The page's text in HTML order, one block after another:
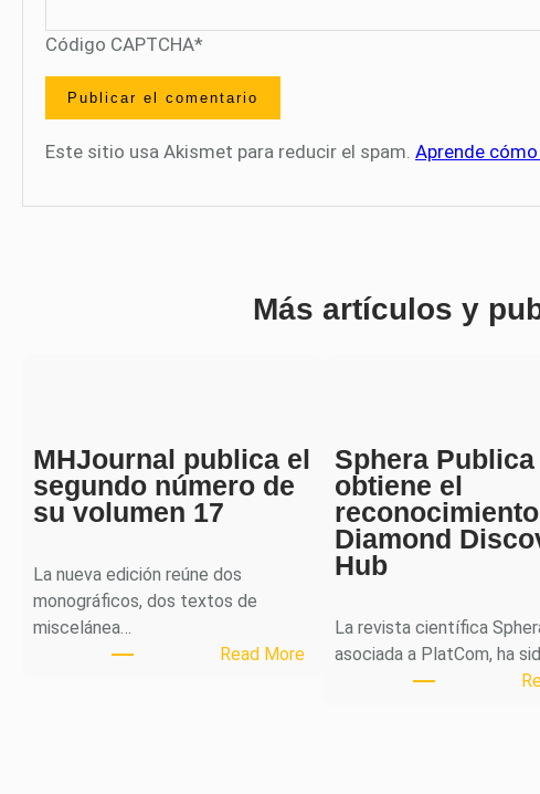
Código CAPTCHA*
Este sitio usa Akismet para reducir el spam. Aprende
Más artículos y
MHJournal publica el
segundo número de
su volumen 17
La nueva edición reúne dos
monográficos, dos textos de
miscelánea…
Read More:
Sphera Publica
obtiene el
reconocimiento
Diamond
Hub
La revista científica
asociada a PlatCom, ha